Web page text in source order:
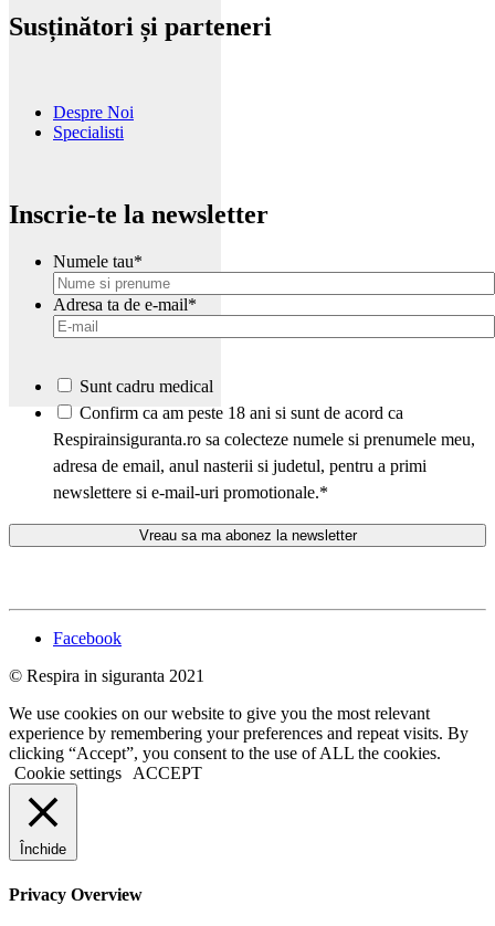
Susținători și parteneri
Despre Noi
Specialisti
Inscrie-te la newsletter
Numele tau*
Adresa ta de e-mail*
Sunt cadru medical
*
Confirm ca am peste 18 ani si sunt de acord ca
Respirainsiguranta.ro sa colecteze numele si prenumele meu,
adresa de email, anul nasterii si judetul, pentru a primi
newslettere si e-mail-uri promotionale.*
Facebook
© Respira in siguranta 2021
We use cookies on our website to give you the most relevant
experience by remembering your preferences and repeat visits. By
clicking “Accept”, you consent to the use of ALL the cookies.
Cookie settings
ACCEPT
Închide
Privacy Overview